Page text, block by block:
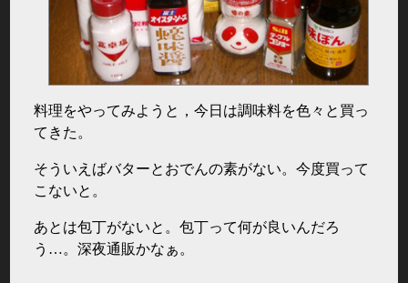
料理をやってみようと，今日は調味料を色々と買っ
てきた。
そういえばバターとおでんの素がない。今度買って
こないと。
あとは包丁がないと。包丁って何が良いんだろ
う…。深夜通販かなぁ。